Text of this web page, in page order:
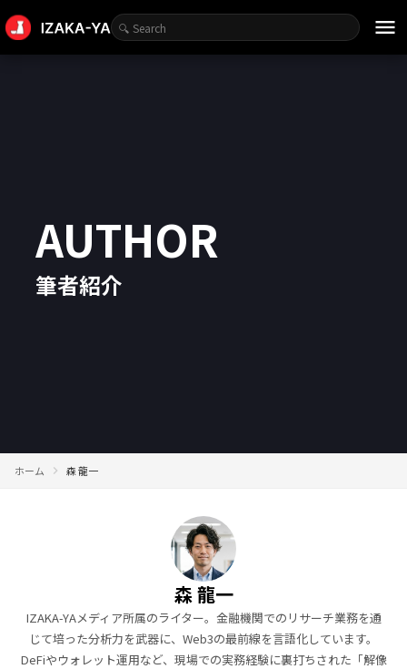
menu
AUTHOR
筆者紹介
ホーム 森 龍一
森 龍一
IZAKA-YAメディア所属のライター。金融機関でのリサーチ業務を通
じて培った分析力を武器に、Web3の最前線を言語化しています。
DeFiやウォレット運用など、現場での実務経験に裏打ちされた「解像